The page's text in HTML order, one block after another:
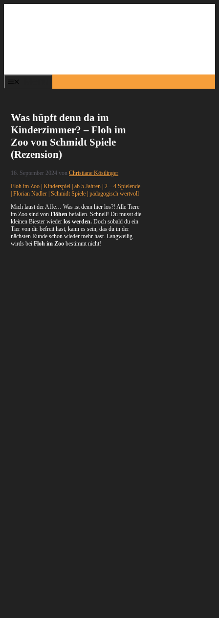
Was hüpft denn da im
Kinderzimmer? – Floh im
Zoo von Schmidt Spiele
(Rezension)
16. September 2024 vonChristiane Köstlinger
Floh im Zoo | Kinderspiel | ab 5 Jahren | 2 – 4 Spielende
| Florian Nadler | Schmidt Spiele | pädagogisch wertvoll
Mich laust der Affe… Was ist denn hier los?! Alle Tiere
im Zoo sind vonFlöhen befallen. Schnell! Du musst die
kleinen Biester wieder los werden. Doch sobald du ein
Tier von dir befreit hast, kann es sein, das du in der
nächsten Runde schon wieder mehr hast. Langweilig
wirds beiFloh im Zoo bestimmt nicht!